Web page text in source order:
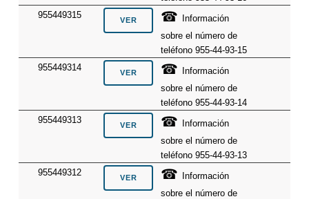
955449315
☎ Información
sobre el número de
teléfono 955-44-93-15
955449314
☎ Información
sobre el número de
teléfono 955-44-93-14
955449313
☎ Información
sobre el número de
teléfono 955-44-93-13
955449312
☎ Información
sobre el número de